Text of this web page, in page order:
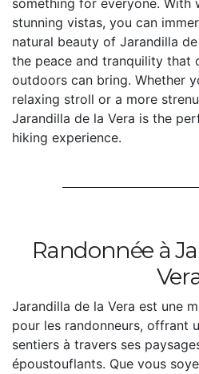
something for everyone. With
stunning vistas, you can
natural beauty of Jarandilla
the peace and tranquility that
outdoors can bring. Whether
relaxing stroll or a more
Jarandilla de la Vera is the
hiking experience.
Randonnée à
Jarandilla de la Vera est une
pour les randonneurs, offrant
sentiers à travers ses
époustouflants. Que vous